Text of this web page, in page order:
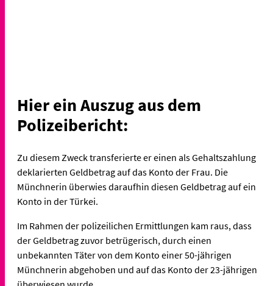
Hier ein Auszug aus dem
Polizeibericht:
Zu diesem Zweck transferierte er einen als Gehaltszahlung
deklarierten Geldbetrag auf das Konto der Frau. Die
Münchnerin überwies daraufhin diesen Geldbetrag auf ein
Konto in der Türkei.
Im Rahmen der polizeilichen Ermittlungen kam raus, dass
der Geldbetrag zuvor betrügerisch, durch einen
unbekannten Täter von dem Konto einer 50-jährigen
Münchnerin abgehoben und auf das Konto der 23-jährigen